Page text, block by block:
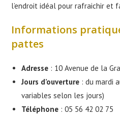
l’endroit idéal pour rafraichir et
Informations
pattes
Adresse : 10 Avenue de la
Jours d’ouverture : du mardi
variables selon les jours)
Téléphone : 05 56 42 02 75